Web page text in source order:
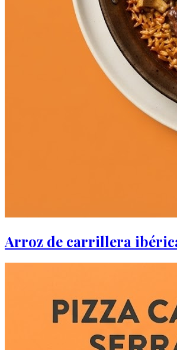
Arroz de carrillera